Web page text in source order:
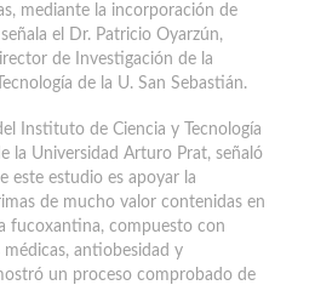
mediante la incorporación de
el Dr. Patricio Oyarzún,
de Investigación de la
de la U. San Sebastián.
Instituto de Ciencia y Tecnología
la Universidad Arturo Prat, señaló
este estudio es apoyar la
de mucho valor contenidas en
fucoxantina, compuesto con
antiobesidad y
un proceso comprobado de